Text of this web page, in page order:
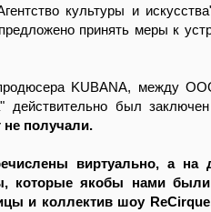
культуры и
принять меры к
KUBANA, между
действительно был
не получали.
виртуально, а на
которые якобы нами
и коллектив шоу